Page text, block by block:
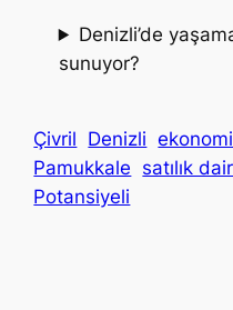
Denizli’de
sunuyor?
Çivril Denizli
Pamukkale satılık
Potansiyeli